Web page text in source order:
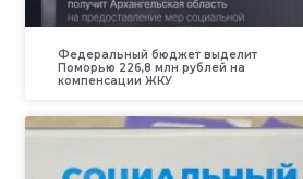
Федеральный бюджет выделит
Поморью 226,8 млн рублей на
компенсации ЖКУ